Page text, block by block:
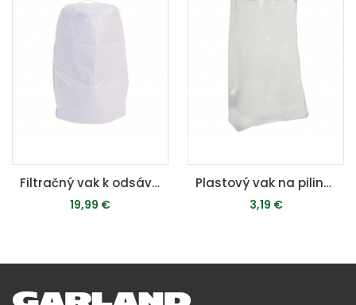
Filtračný vak k odsávaču pilín - pre DC 12/HA 1600/HD 12/DC 500
19,99 €
Plastový vak na piliny - pre DC 12/HA 1600/HD 12/DC 500
3,19 €